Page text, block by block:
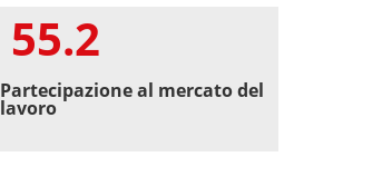
55.2
Partecipazione al mercato del
lavoro